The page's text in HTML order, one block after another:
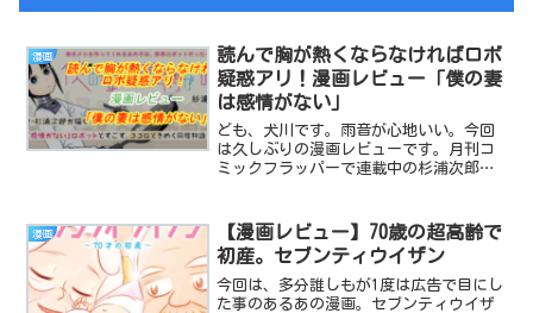
漫画
読んで胸が熱くならなければロボ
疑惑アリ！漫画レビュー「僕の妻
は感情がない」
ども、犬川です。雨音が心地いい。今回
は久しぶりの漫画レビューです。月刊コ
ミックフラッパーで連載中の杉浦次郎先
っていうかいつか紹介記事書こうと思っ
てたのに、案の定人気が出...
漫画
【漫画レビュー】70歳の超高齢で
初産。セブンティウイザン
今回は、多分誰しもが1度は広告で目にし
た事のあるあの漫画。セブンティウイザ